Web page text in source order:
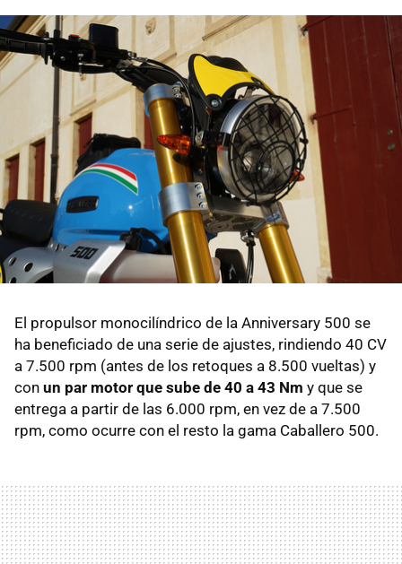
El propulsor monocilíndrico de la Anniversary 500 se
ha beneficiado de una serie de ajustes, rindiendo 40 CV
a 7.500 rpm (antes de los retoques a 8.500 vueltas) y
con un par motor que sube de 40 a 43 Nm y que se
entrega a partir de las 6.000 rpm, en vez de a 7.500
rpm, como ocurre con el resto la gama Caballero 500.